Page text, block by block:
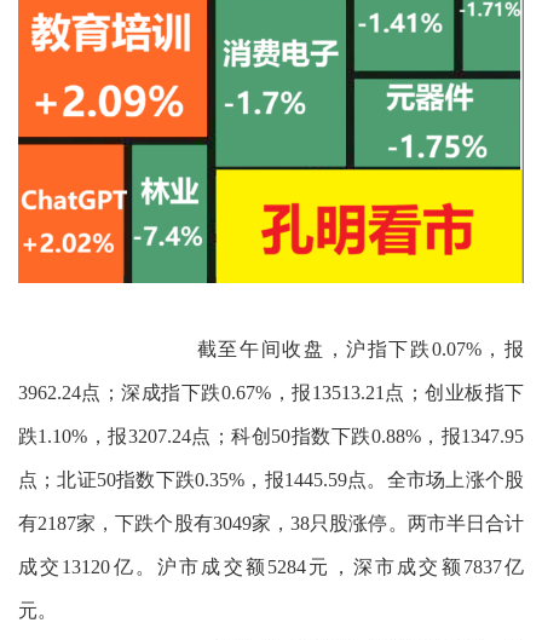
截至午间收盘，沪指下跌0.07%，报
3962.24点；深成指下跌0.67%，报13513.21点；创业板指下
跌1.10%，报3207.24点；科创50指数下跌0.88%，报1347.95
点；北证50指数下跌0.35%，报1445.59点。全市场上涨个股
有2187家，下跌个股有3049家，38只股涨停。两市半日合计
成交13120亿。沪市成交额5284元，深市成交额7837亿
元